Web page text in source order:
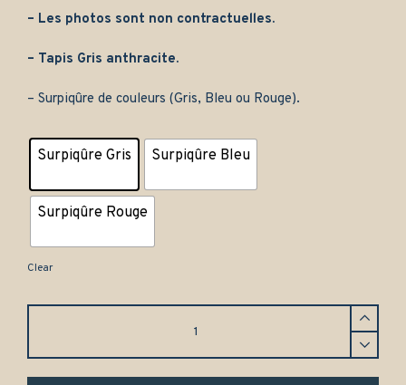
– Les photos sont non contractuelles.
– Tapis Gris anthracite.
– Surpiqûre de couleurs (Gris, Bleu ou Rouge).
Surpiqûre Gris Surpiqûre Bleu
Surpiqûre Rouge
Clear